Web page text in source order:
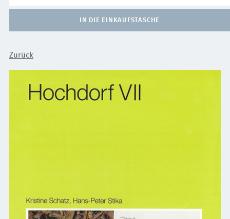
IN DIE EINKAUFSTASCHE
Zurück